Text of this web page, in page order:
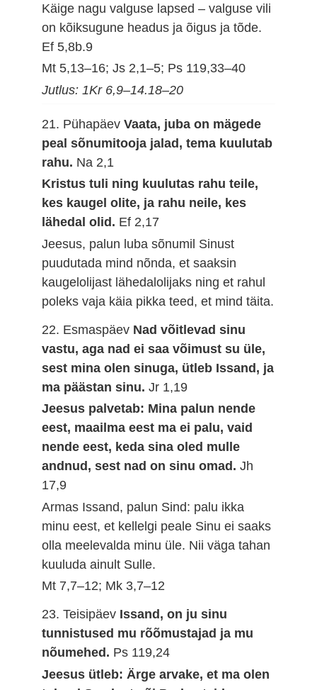
Käige nagu valguse lapsed – valguse vili
on kõiksugune headus ja õigus ja tõde.
Ef 5,8b.9
Mt 5,13–16; Js 2,1–5; Ps 119,33–40
Jutlus: 1Kr 6,9–14.18–20
21. PühapäevVaata, juba on mägede
peal sõnumitooja jalad, tema kuulutab
rahu. Na 2,1
Kristus tuli ning kuulutas rahu teile,
kes kaugel olite, ja rahu neile, kes
lähedal olid. Ef 2,17
Jeesus, palun luba sõnumil Sinust
puudutada mind nõnda, et saaksin
kaugelolijast lähedalolijaks ning et rahul
poleks vaja käia pikka teed, et mind täita.
22. Esmaspäev Nad võitlevad sinu
vastu, aga nad ei saa võimust su üle,
sest mina olen sinuga, ütleb Issand, ja
ma päästan sinu.Jr 1,19
Jeesus palvetab: Mina palun nende
eest, maailma eest ma ei palu, vaid
nende eest, keda sina oled mulle
andnud, sest nad on sinu omad.Jh
17,9
Armas Issand, palun Sind: palu ikka
minu eest, et kellelgi peale Sinu ei saaks
olla meelevalda minu üle. Nii väga tahan
kuuluda ainult Sulle.
Mt 7,7–12; Mk 3,7–12
23. Teisipäev Issand, on ju sinu
tunnistused mu rõõmustajad ja mu
nõumehed. Ps 119,24
Jeesus ütleb: Ärge arvake, et ma olen